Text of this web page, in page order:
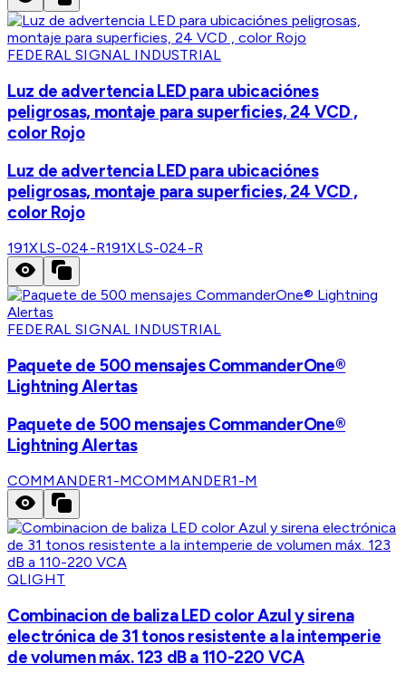
FEDERAL SIGNAL INDUSTRIAL
Luz de advertencia LED para ubicaciónes
peligrosas, montaje para superficies, 24 VCD ,
color Rojo
Luz de advertencia LED para ubicaciónes
peligrosas, montaje para superficies, 24 VCD ,
color Rojo
191XLS-024-R191XLS-024-R
FEDERAL SIGNAL INDUSTRIAL
Paquete de 500 mensajes CommanderOne®
Lightning Alertas
Paquete de 500 mensajes CommanderOne®
Lightning Alertas
COMMANDER1-MCOMMANDER1-M
QLIGHT
Combinacion de baliza LED color Azul y sirena
electrónica de 31 tonos resistente a la intemperie
de volumen máx. 123 dB a 110-220 VCA